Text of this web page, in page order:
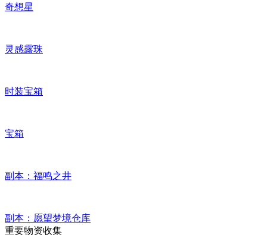
奇想星
灵感露珠
时装宝箱
宝箱
副本：福鸣之井
副本：愿望梦境仓库
重要物资收集